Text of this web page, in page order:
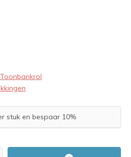
stuk en bespaar 10%